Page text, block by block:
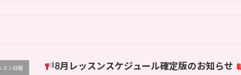
スン日程 8月レッスンスケジュール確定版のお知らせ